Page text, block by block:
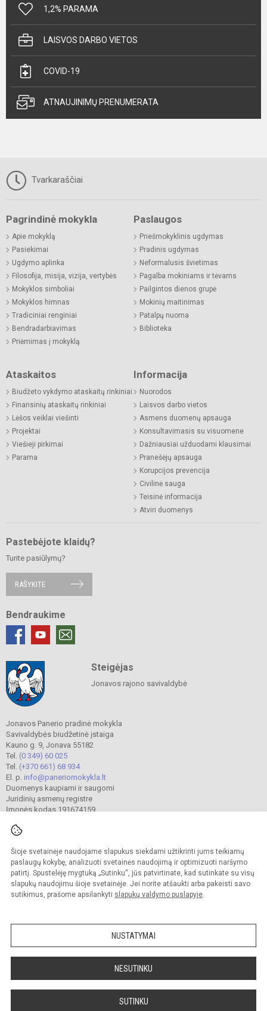
Šioje svetainėje naudojame slapukus siekdami užtikrinti jums teikiamų
paslaugų kokybę, analizuoti svetainės naudojimą ir optimizuoti naršymo
patirtį. Spustelėję mygtuką „Sutinku“, jūs patvirtinate, kad sutinkate su visų
slapukų naudojimu šioje svetainėje. Jei norite atšaukti arba pakeisti savo
sutikimus, prašome apsilankyti slapukų valdymo puslapyje.
NUSTATYMAI
NESUTINKU
SUTINKU
1,2% PARAMA
LAISVOS DARBO VIETOS
COVID-19
ATNAUJINIMŲ PRENUMERATA
Tvarkaraščiai
Pagrindinė mokykla
Apie mokyklą
Pasiekimai
Ugdymo aplinka
Filosofija, misija, vizija, vertybės
Mokyklos simboliai
Mokyklos himnas
Tradiciniai renginiai
Bendradarbiavimas
Priėmimas į mokyklą
Paslaugos
Priešmokyklinis ugdymas
Pradinis ugdymas
Neformalusis švietimas
Pagalba mokiniams ir tėvams
Pailgintos dienos grupė
Mokinių maitinimas
Patalpų nuoma
Biblioteka
Ataskaitos
Biudžeto vykdymo ataskaitų rinkiniai
Finansinių ataskaitų rinkiniai
Lėšos veiklai viešinti
Projektai
Viešieji pirkimai
Parama
Informacija
Nuorodos
Laisvos darbo vietos
Asmens duomenų apsauga
Konsultavimasis su visuomene
Dažniausiai užduodami klausimai
Pranešėjų apsauga
Korupcijos prevencija
Civilinė sauga
Teisinė informacija
Atviri duomenys
Pastebėjote klaidų?
Turite pasiūlymų?
RAŠYKITE
Bendraukime
Steigėjas
Jonavos rajono savivaldybė
Jonavos Panerio pradinė mokykla
Savivaldybės biudžetinė įstaiga
Kauno g. 9, Jonava 55182
Tel. (0 349) 60 025
Tel. (+370 661) 68 934
El. p. info@paneriomokykla.lt
Duomenys kaupiami ir saugomi
Juridinių asmenų registre
Įmonės kodas 191674159
© 2023. Jonavos Panerio pradinė mokykla. Visos teisės saugomos.
Kopijuoti turinį be raštiško įstaigos administracijos sutikimo griežtai draudžiama.
Prieinamumo paraiška Slapukų valdymas
Sumanus būdas atnaujinti